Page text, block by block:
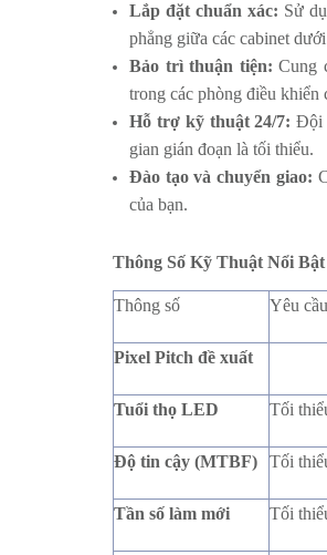
Lắp đặt chuẩn xác: Sử
phẳng giữa các cabinet
Bảo trì thuận tiện: Cung
trong các phòng điều khiển
Hỗ trợ kỹ thuật 24/7: Đội
gian gián đoạn là tối thiểu.
Đào tạo và chuyển giao:
của bạn.
Thông Số Kỹ Thuật Nổi
Thông số Yêu
Pixel Pitch đề xuất
Tuổi thọ LED Tối
Độ tin cậy (MTBF) Tối
Tần số làm mới Tối